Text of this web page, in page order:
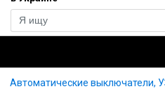
Автоматические выключатели,